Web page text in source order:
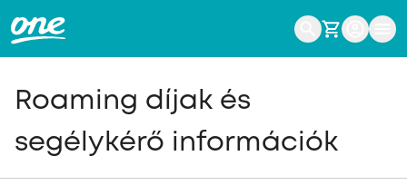
Roaming díjak és
segélykérő információk